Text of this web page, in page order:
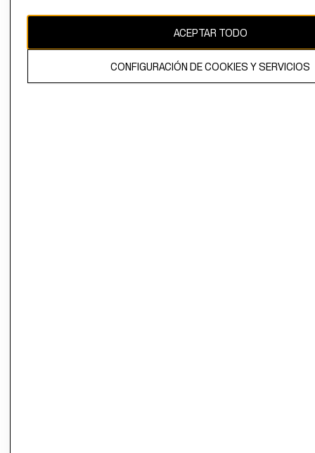
Uruguay ($U)
ACEPTAR TODO
CONFIGURACIÓN DE COOKIES Y SERVICIOS